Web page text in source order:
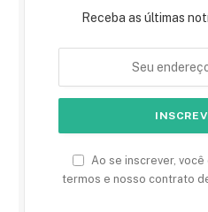
Receba as últimas
Ao se inscrever,
termos e nosso contrato